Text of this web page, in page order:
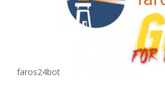
faros24bot